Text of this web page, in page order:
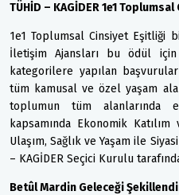
TÜHİD – KAGİDER 1e1
1e1 Toplumsal Cinsiyet
İletişim Ajansları bu ödül için
kategorilere yapılan
tüm kamusal ve özel yaşam
toplumun tüm alanlarında
kapsamında Ekonomik
Ulaşım, Sağlık ve Yaşam ile
– KAGİDER Seçici Kurulu
Betûl Mardin Geleceği